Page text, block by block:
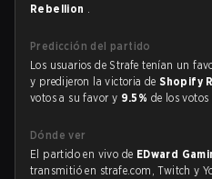
Rebellion .
Predicción del partido
Los usuarios de Strafe tenían un
y predijeron la victoria deShopify
votos a su favor y 9.5% de los votos
Dónde ver
El partido en vivo de EDward
transmitió en strafe.com, Twitch y